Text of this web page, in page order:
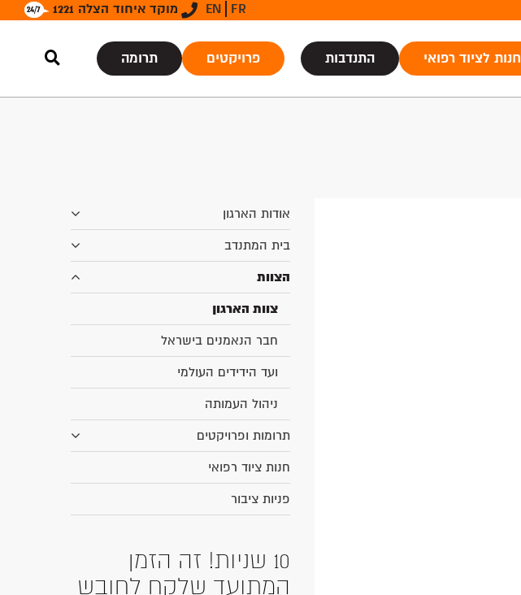
מוקד איחוד הצלה 1221 EN FR
חנות לציוד רפואי התנדבות פרויקטים תרומה
אודות הארגון
בית המתנדב
הצוות
צוות הארגון
חבר הנאמנים בישראל
ועד הידידים העולמי
ניהול העמותה
תרומות ופרויקטים
חנות ציוד רפואי
פניות ציבור
10 שניות! זה הזמן
המתועד שלקח לחובש